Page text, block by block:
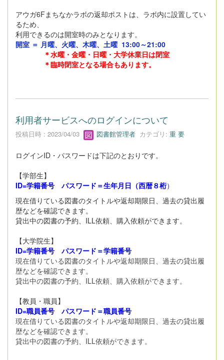
アウガ6Fまちなかラボの返却ポストは、ラボ内に設置してい
るため、
利用できるのは開室時のみとなります。
開室 ＝ 月曜、火曜、木曜、土曜 13:00～21:00
＊水曜・金曜・日曜・大学休業日は閉室
＊臨時閉室となる場合もあります。
利用者サービスへのログインについて
投稿日時 : 2023/04/03 図書館管理者 カテゴリ: 重 要
ログインID・パスワードは下記のとおりです。
【学部生】
ID=学籍番号 パスワード＝生年月日（西暦８桁）
現在借りている図書のタイトルや返却期限日、過去の貸出履
歴などを確認できます。
貸出中の図書の予約、ILL依頼、購入依頼ができます。
【大学院生】
ID=学籍番号 パスワード＝学籍番号
現在借りている図書のタイトルや返却期限日、過去の貸出履
歴などを確認できます。
貸出中の図書の予約、ILL依頼、購入依頼ができます。
【教員・職員】
ID=職員番号 パスワード＝職員番号
現在借りている図書のタイトルや返却期限日、過去の貸出履
歴などを確認できます。
貸出中の図書の予約、ILL依頼ができます。